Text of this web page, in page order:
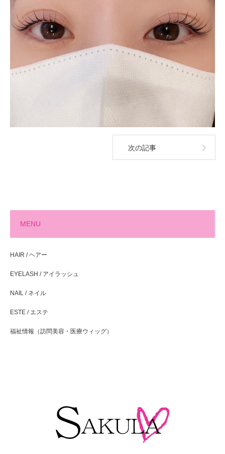
次の記事
MENU
HAIR / ヘアー
EYELASH / アイラッシュ
NAIL / ネイル
ESTE / エステ
福祉情報（訪問美容・医療ウィッグ）